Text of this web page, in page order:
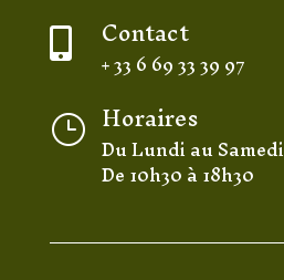
 Contact
+ 33 6 69 33 39 97
} Horaires
Du Lundi au Samedi
De 10h30 à 18h30